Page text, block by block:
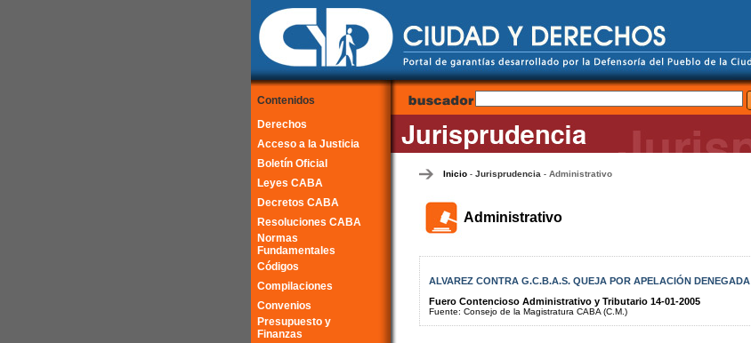
Contenidos
Derechos
Acceso a la Justicia
Boletín Oficial
Leyes CABA
Decretos CABA
Resoluciones CABA
Normas
Fundamentales
Códigos
Compilaciones
Convenios
Presupuesto y
Finanzas
Inicio- Jurisprudencia- Administrativo
Administrativo
ALVAREZ CONTRA G.C.B.A.S. QUEJA POR APELACIÓN DENEGADA
Fuero Contencioso Administrativo y Tributario 14-01-2005
Fuente: Consejo de la Magistratura CABA (C.M.)